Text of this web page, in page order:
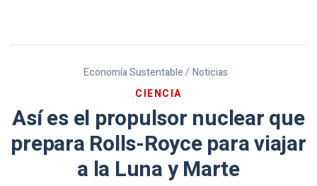
Economía Sustentable / Noticias
CIENCIA
Así es el propulsor nuclear que
prepara Rolls-Royce para viajar
a la Luna y Marte